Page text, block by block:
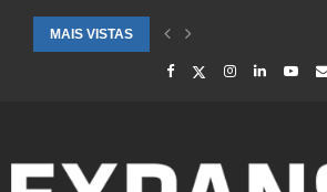
MAIS VISTAS
SAÚDE ALERTA PARA AUMENTO DE